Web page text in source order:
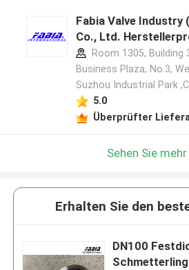
Fabia Valve Industry
Co., Ltd.
Room 1305, Building
Business Plaza, No.3,
Suzhou Industrial Park
5.0
Überprüfter
Sehen Sie mehr
Erhalten Sie den
DN100